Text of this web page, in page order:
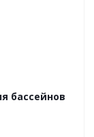
бассейнов